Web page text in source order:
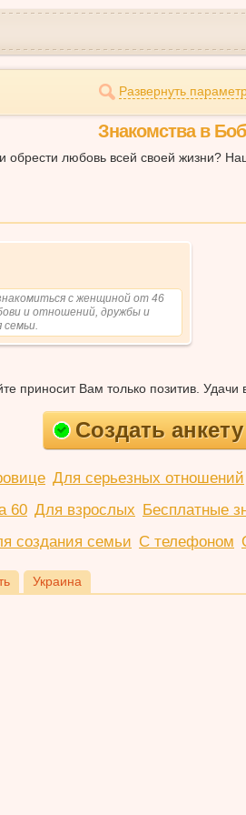
Развернуть
Знакомства в
обрести любовь всей своей жизни?
с женщиной от 46
и отношений, дружбы и
семьи.
приносит Вам только позитив. Удачи
Создать
Для серьезных отношений
60 Для взрослых Бесплатные
создания семьи С телефоном
Украина